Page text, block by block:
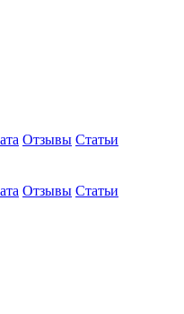
Отзывы Статьи
Отзывы Статьи